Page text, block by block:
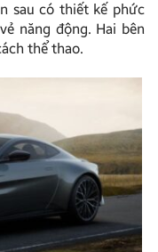
sau có thiết kế phức
năng động. Hai bên
thể thao.